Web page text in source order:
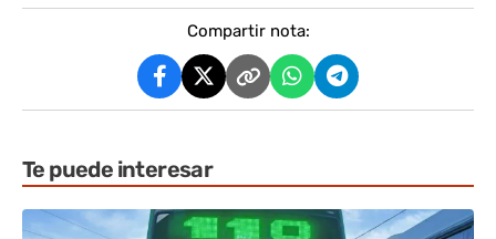
Compartir nota:
Te puede interesar